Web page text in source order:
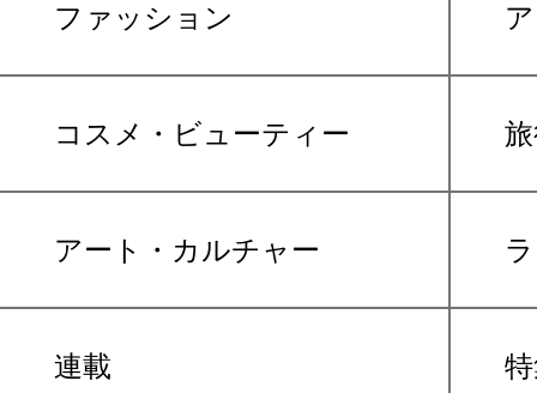
ファッション
コスメ・ビューティー
アート・カルチャー
連載